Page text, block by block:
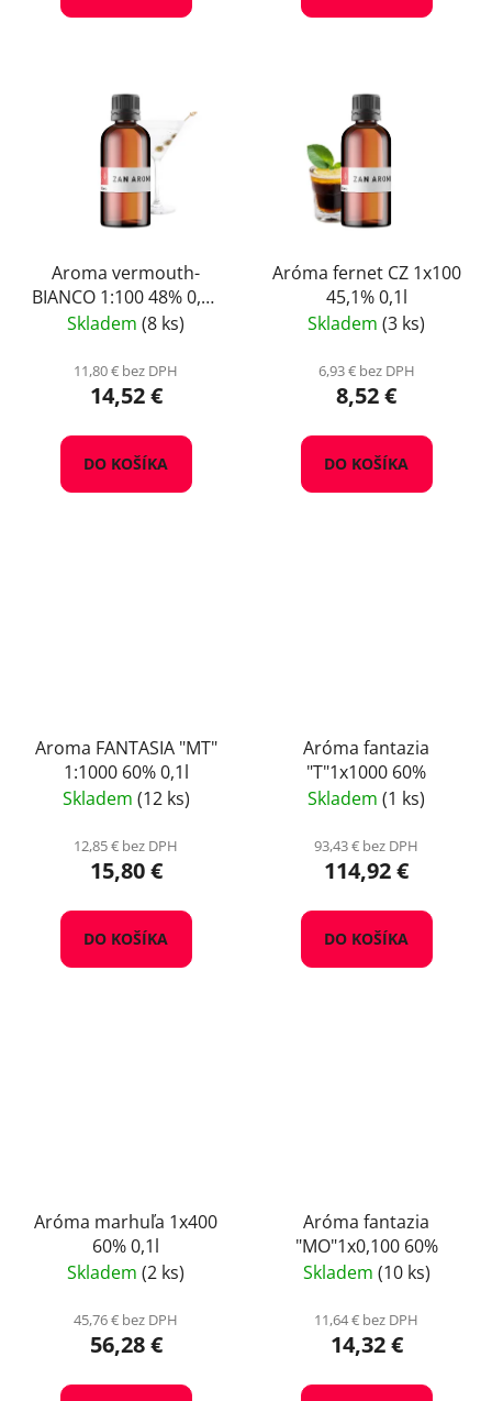
Aroma vermouth-
BIANCO 1:100 48% 0,25
L
Skladem (8 ks)
11,80 € bez DPH
14,52 €
DO KOŠÍKA
Aróma fernet CZ 1x100
45,1% 0,1l
Skladem (3 ks)
6,93 € bez DPH
8,52 €
DO KOŠÍKA
Aroma FANTASIA "MT"
1:1000 60% 0,1l
Skladem (12 ks)
12,85 € bez DPH
15,80 €
DO KOŠÍKA
Aróma fantazia
"T"1x1000 60%
Skladem (1 ks)
93,43 € bez DPH
114,92 €
DO KOŠÍKA
Aróma marhuľa 1x400
60% 0,1l
Skladem (2 ks)
45,76 € bez DPH
56,28 €
Aróma fantazia
"MO"1x0,100 60%
Skladem (10 ks)
11,64 € bez DPH
14,32 €